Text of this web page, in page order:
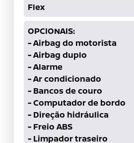
Flex
OPCIONAIS:
-Airbag do motorista
-Airbag duplo
-Alarme
-Ar condicionado
- Bancos de couro
-Computador de bordo
- Direção hidráulica
- Freio ABS
- Limpador traseiro